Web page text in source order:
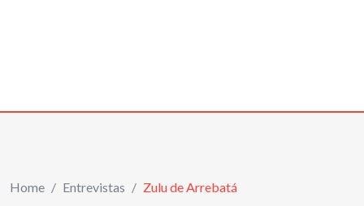
Home / Entrevistas / Zulu de Arrebatá